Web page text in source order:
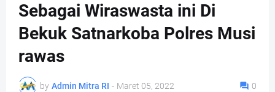
Sebagai Wiraswasta ini Di
Bekuk Satnarkoba Polres Musi
rawas
by Admin Mitra RI - Maret 05, 2022 0